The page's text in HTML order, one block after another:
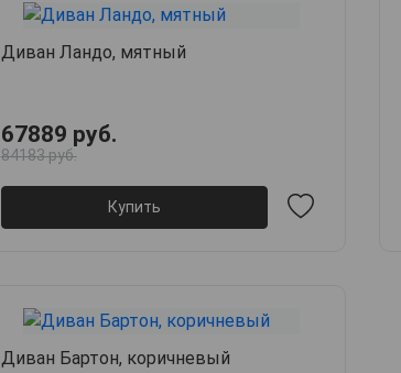
Диван Ландо, мятный
67889 руб.
84183 руб.
Купить
Диван Бартон, коричневый